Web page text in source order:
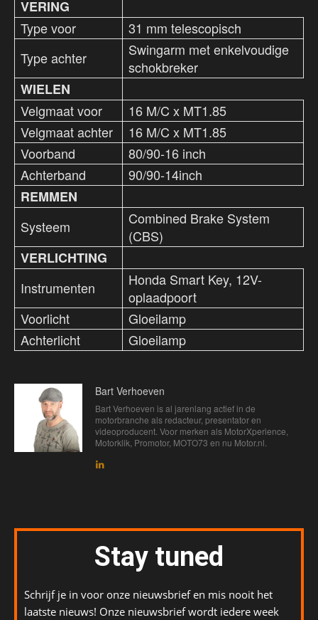
VERING
Type voor
31 mm telescopisch
Type achter
Swingarm met enkelvoudige
schokbreker
WIELEN
Velgmaat voor
16 M/C x MT1.85
Velgmaat achter
16 M/C x MT1.85
Voorband
80/90-16 inch
Achterband
90/90-14inch
REMMEN
Systeem
Combined Brake System
(CBS)
VERLICHTING
Instrumenten
Honda Smart Key, 12V-
oplaadpoort
Voorlicht
Gloeilamp
Achterlicht
Gloeilamp
Bart Verhoeven
Bart Verhoeven is al jarenlang actief in de
motorbranche als redacteur, presentator en
videoproducent. Voor merken als MotorXperience,
Motorklik, Promotor, MOTO73 en nu Motor.nl.
Stay tuned
Schrijf je in voor onze nieuwsbrief en mis nooit het
laatste nieuws! Onze nieuwsbrief wordt iedere week